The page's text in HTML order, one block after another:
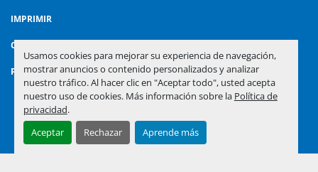
Usamos cookies para mejorar su experiencia de navegación,
mostrar anuncios o contenido personalizados y analizar
nuestro tráfico. Al hacer clic en "Aceptar todo", usted acepta
nuestro uso de cookies. Más información sobre la Política de
privacidad.
Aceptar
Rechazar Aprende más
IMPRIMIR
CONTACTO
POLÍTICA DE PRIVACIDAD